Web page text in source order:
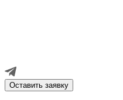
Оставить заявку